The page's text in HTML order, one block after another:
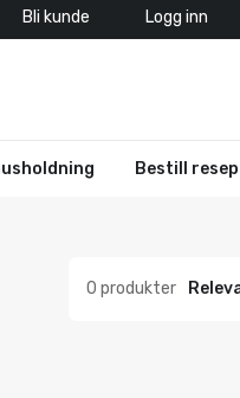
Bli kunde Logg inn
Bestill
0 produkter